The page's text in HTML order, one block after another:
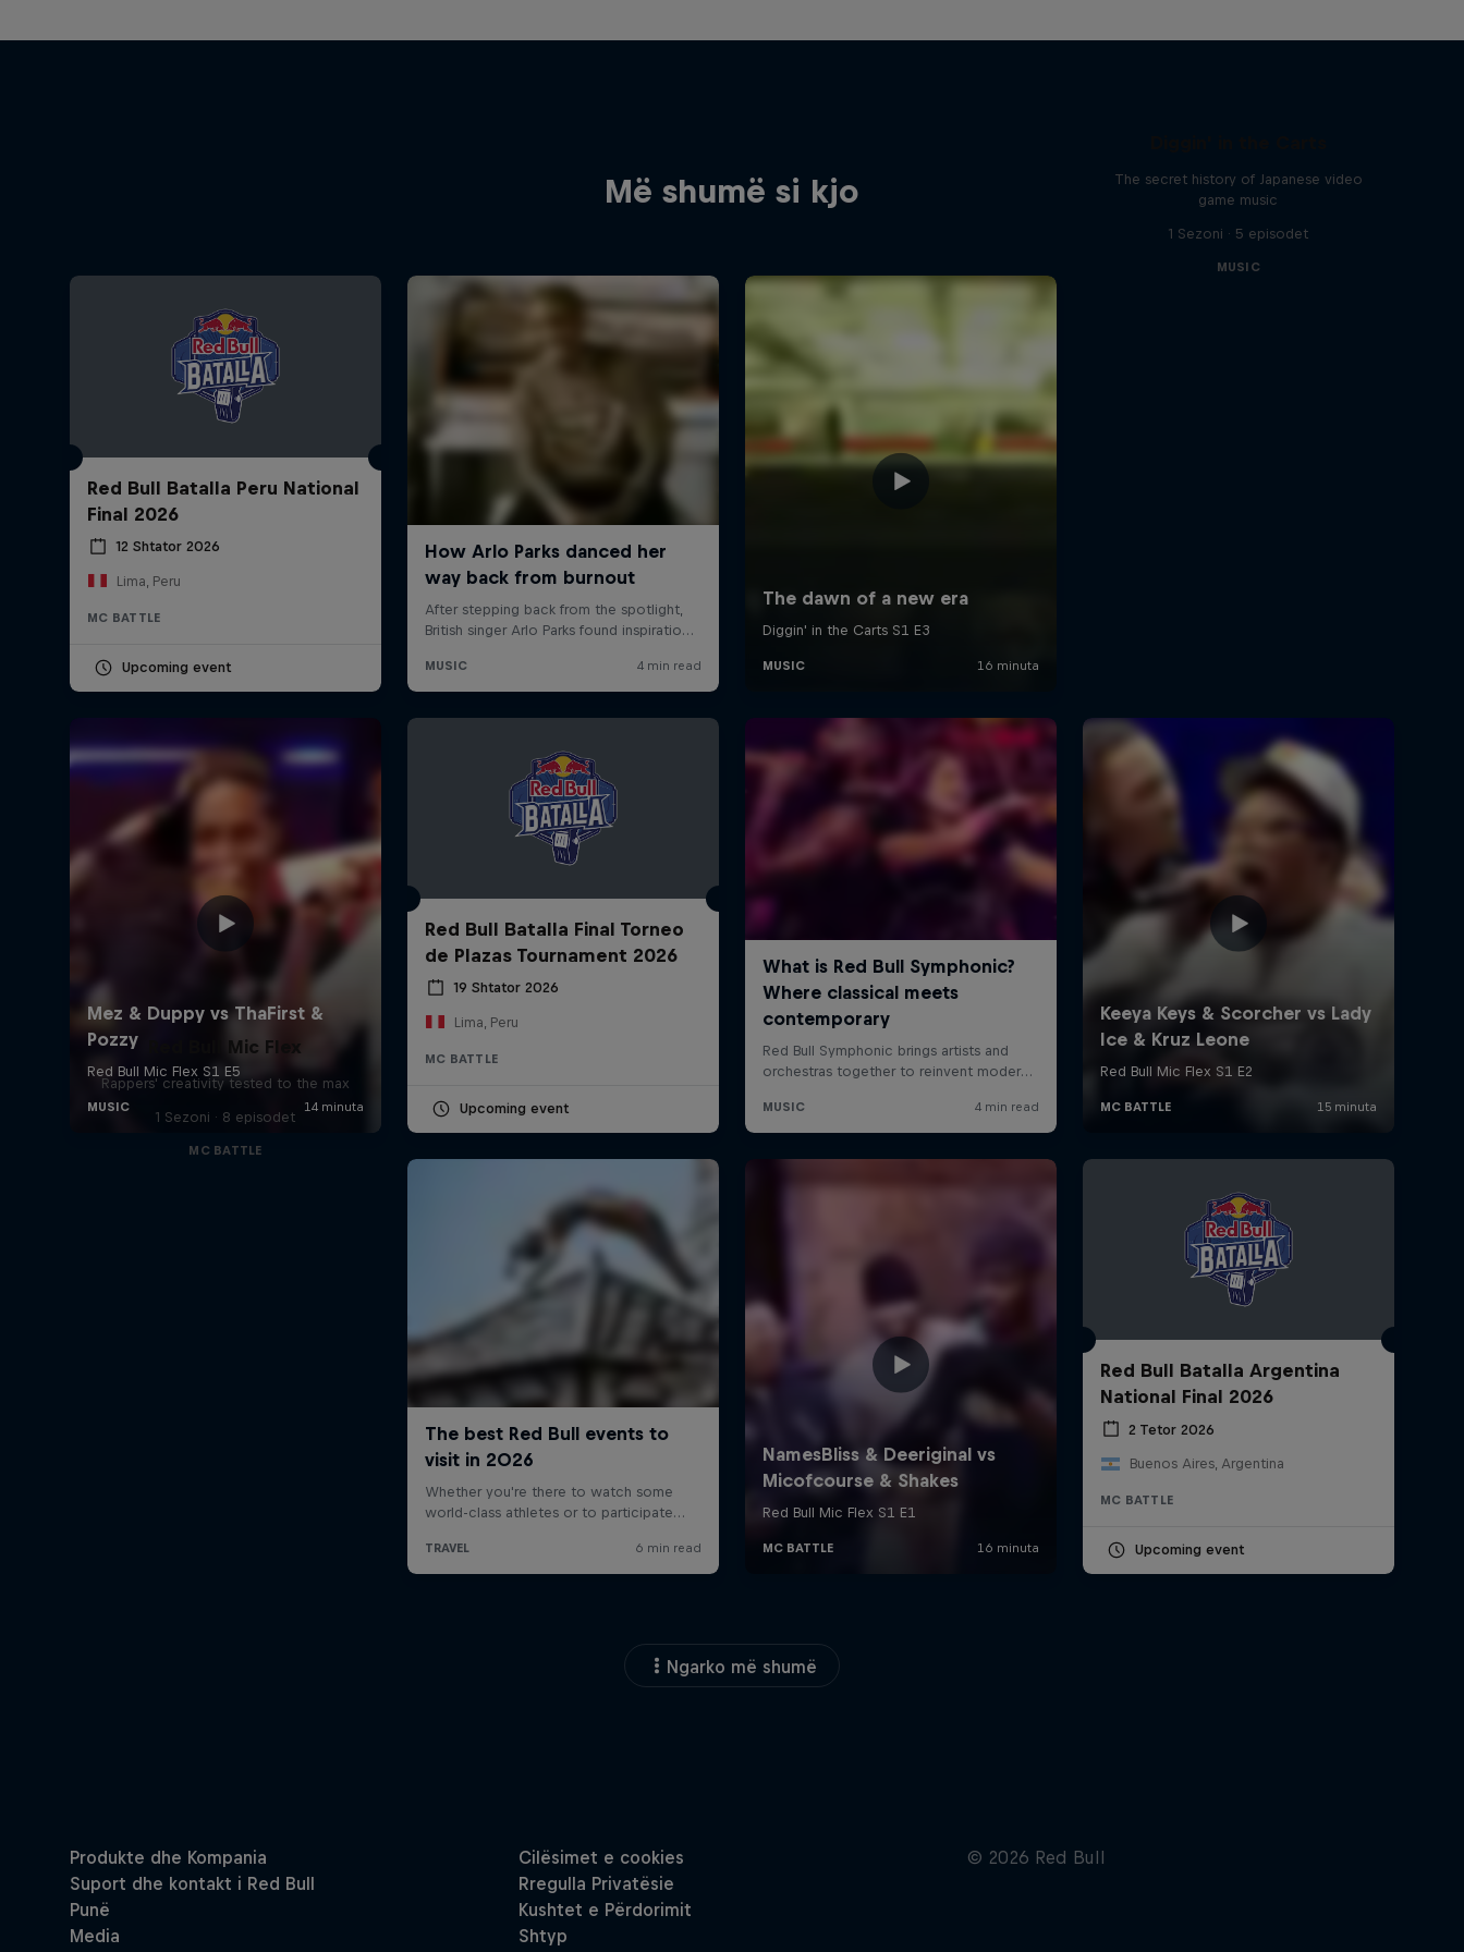
Më shumë si kjo
Red Bull Batalla Peru National
Final 2026
12 Shtator 2026
Lima, Peru
MC BATTLE
Upcoming event
The secret history of Japanese video
game music
1 Sezoni · 5 episodet
MUSIC
Red Bull Batalla Final Torneo
de Plazas Tournament 2026
19 Shtator 2026
Lima, Peru
MC BATTLE
Upcoming event
Red Bull Mic Flex
Rappers' creativity tested to the max
1 Sezoni · 8 episodet
MC BATTLE
Red Bull Batalla Argentina
National Final 2026
2 Tetor 2026
Buenos Aires, Argentina
MC BATTLE
Upcoming event
Ngarko më shumë